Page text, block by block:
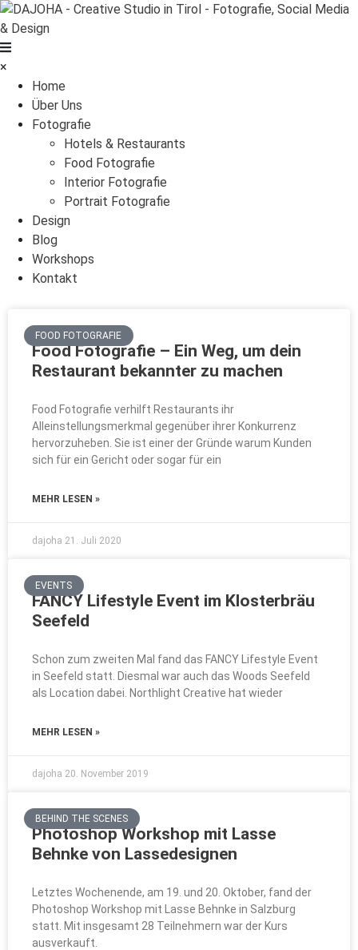
×
Home
Über Uns
Fotografie
Hotels & Restaurants
Food Fotografie
Interior Fotografie
Portrait Fotografie
Design
Blog
Workshops
Kontakt
FOOD FOTOGRAFIE
Food Fotografie – Ein Weg, um dein
Restaurant bekannter zu machen
Food Fotografie verhilft Restaurants ihr
Alleinstellungsmerkmal gegenüber ihrer Konkurrenz
hervorzuheben. Sie ist einer der Gründe warum Kunden
sich für ein Gericht oder sogar für ein
MEHR LESEN »
dajoha 21. Juli 2020
EVENTS
FANCY Lifestyle Event im Klosterbräu
Seefeld
Schon zum zweiten Mal fand das FANCY Lifestyle Event
in Seefeld statt. Diesmal war auch das Woods Seefeld
als Location dabei. Northlight Creative hat wieder
MEHR LESEN »
dajoha 20. November 2019
BEHIND THE SCENES
Photoshop Workshop mit Lasse
Behnke von Lassedesignen
Letztes Wochenende, am 19. und 20. Oktober, fand der
Photoshop Workshop mit Lasse Behnke in Salzburg
statt. Mit insgesamt 28 Teilnehmern war der Kurs
ausverkauft.